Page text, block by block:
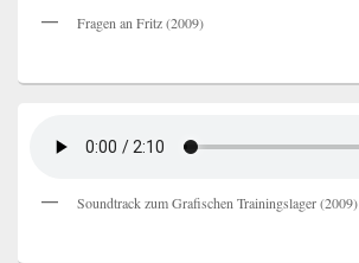
Fragen an Fritz (2009)
Soundtrack zum Grafischen Trainingslager (2009)